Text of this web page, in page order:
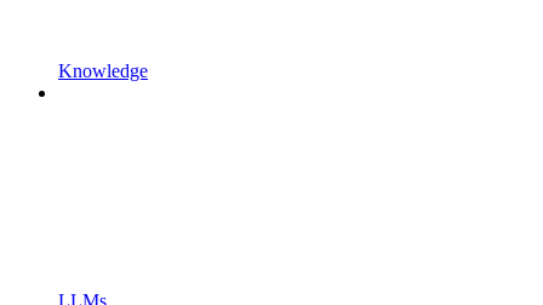
Knowledge